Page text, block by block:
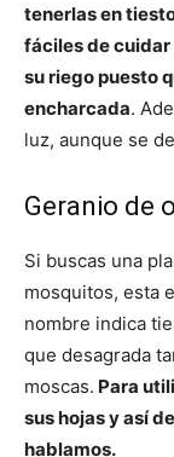
tenerlas en
fáciles de cuidar
su riego puesto
encharcada.
luz, aunque se
Geranio de
Si buscas una
mosquitos, esta
nombre indica
que desagrada
moscas. Para
sus hojas y así
hablamos.